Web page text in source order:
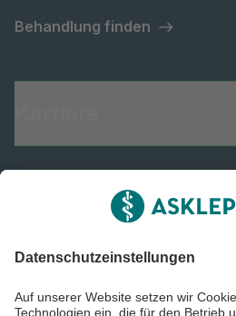
Behandlung finden
Informiert bleiben